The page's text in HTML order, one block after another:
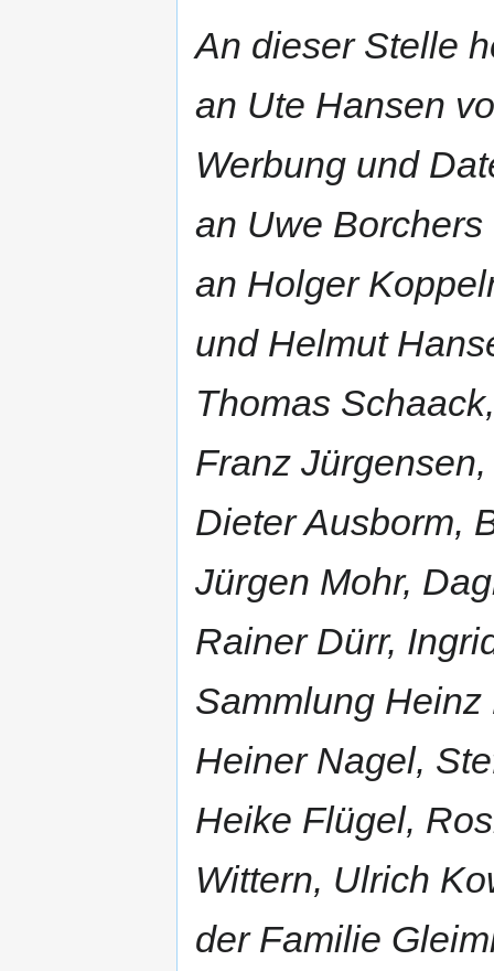
An dieser Stelle
an Ute Hansen
Werbung und
an Uwe
an Holger
und Helmut
Thomas
Franz
Dieter Ausborm,
Jürgen Mohr,
Rainer Dürr,
Sammlung
Heiner Nagel,
Heike Flügel,
Wittern, Ulrich
der Familie